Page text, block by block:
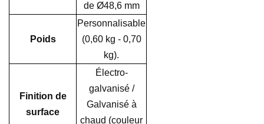
de Ø48,6 mm
Poids
Personnalisable
(0,60 kg - 0,70
kg).
Finition de
surface
Électro-
galvanisé /
Galvanisé à
chaud (couleur